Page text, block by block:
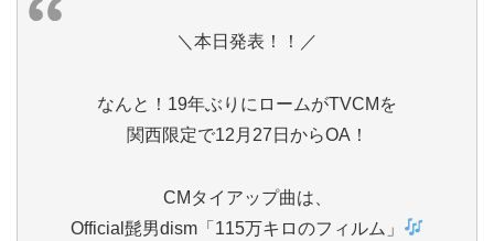
＼本日発表！！／
なんと！19年ぶりにロームがTVCMを
関西限定で12月27日からOA！
CMタイアップ曲は、
Official髭男dism「115万キロのフィルム」